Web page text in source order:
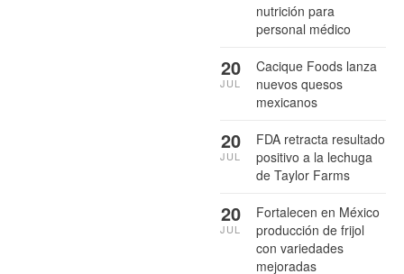
nutrición para
personal médico
Cacique Foods lanza
nuevos quesos
mexicanos
20
JUL
FDA retracta resultado
positivo a la lechuga
de Taylor Farms
20
JUL
Fortalecen en México
producción de frijol
con variedades
mejoradas
20
JUL